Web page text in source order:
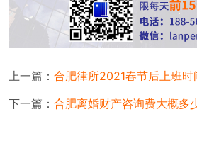
上一篇： 合肥律所2021春节后上班时
下一篇： 合肥离婚财产咨询费大概多